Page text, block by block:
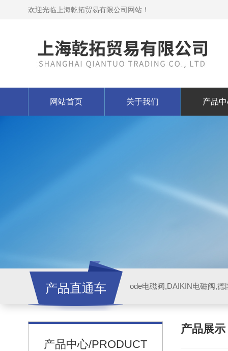
欢迎光临上海乾拓贸易有限公司网站！
网站首页 关于我们 产品
产品直通车 ode电磁阀,DAIKIN电磁阀,
产品中心/PRODUCT
产品展示